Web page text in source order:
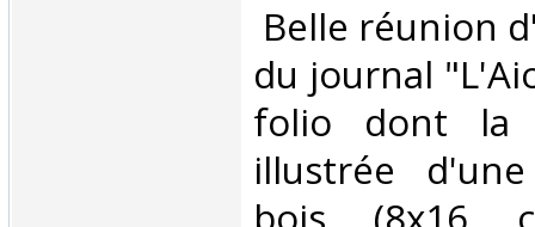
Belle réunion
du journal
folio dont la
illustrée